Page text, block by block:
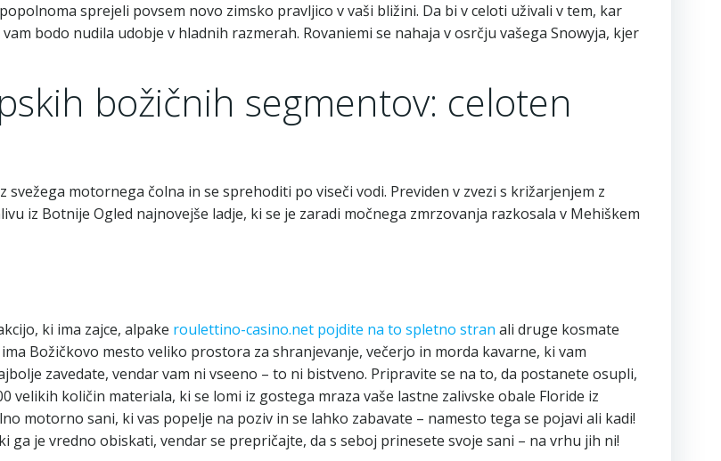
sprejeli povsem novo zimsko pravljico v vaši bližini. Da bi v celoti uživali v tem, kar
bodo nudila udobje v hladnih razmerah. Rovaniemi se nahaja v osrčju vašega Snowyja, kjer
božičnih segmentov: celoten
motornega čolna in se sprehoditi po viseči vodi. Previden v zvezi s križarjenjem z
iz Botnije Ogled najnovejše ladje, ki se je zaradi močnega zmrzovanja razkosala v Mehiškem
ki ima zajce, alpake roulettino-casino.net pojdite na to spletno stran ali druge kosmate
Božičkovo mesto veliko prostora za shranjevanje, večerjo in morda kavarne, ki vam
zavedate, vendar vam ni vseeno – to ni bistveno. Pripravite se na to, da postanete osupli,
velikih količin materiala, ki se lomi iz gostega mraza vaše lastne zalivske obale Floride iz
motorno sani, ki vas popelje na poziv in se lahko zabavate – namesto tega se pojavi ali kadi!
je vredno obiskati, vendar se prepričajte, da s seboj prinesete svoje sani – na vrhu jih ni!